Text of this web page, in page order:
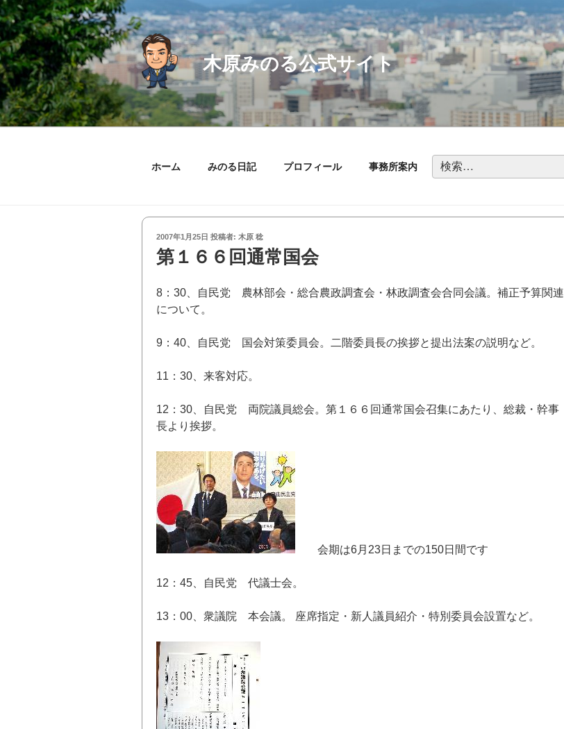
コ
ン
テ
ン
ツ
へ
ス
キ
木原みのる公式サイト
ホーム みのる日記 プロフィール 事務所案内
検
索:
投
稿
日:
2007年1月25日 投稿者: 木原 稔
第１６６回通常国会
8：30、自民党 農林部会・総合農政調査会・林政調査会合同会議。補正予算関連
について。
9：40、自民党 国会対策委員会。二階委員長の挨拶と提出法案の説明など。
11：30、来客対応。
12：30、自民党 両院議員総会。第１６６回通常国会召集にあたり、総裁・幹事
長より挨拶。
会期は6月23日までの150日間です
12：45、自民党 代議士会。
13：00、衆議院 本会議。 座席指定・新人議員紹介・特別委員会設置など。